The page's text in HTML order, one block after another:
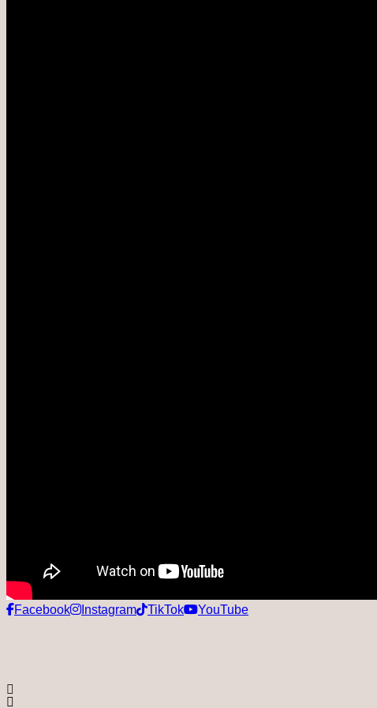
Facebook Instagram TikTok
YouTube